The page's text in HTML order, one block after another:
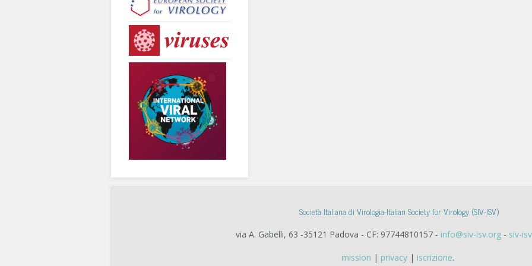
Società Italiana di Virologia-Italian Society for Virology (SIV-ISV)
via A. Gabelli, 63 -35121 Padova - CF: 97744810157 - info@siv-isv.org - siv-
mission | privacy | iscrizione.